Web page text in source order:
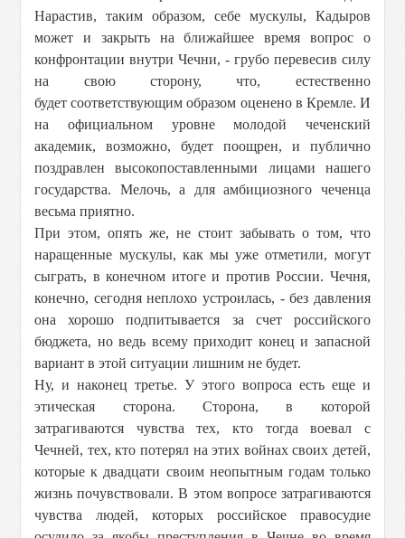
Нарастив, таким образом, себе мускулы, Кадыров
может и закрыть на ближайшее время вопрос о
конфронтации внутри Чечни, - грубо перевесив силу
на свою сторону, что, естественно
будет соответствующим образом оценено в Кремле. И
на официальном уровне молодой чеченский
академик, возможно, будет поощрен, и публично
поздравлен высокопоставленными лицами нашего
государства. Мелочь, а для амбициозного чеченца
весьма приятно.
При этом, опять же, не стоит забывать о том, что
наращенные мускулы, как мы уже отметили, могут
сыграть, в конечном итоге и против России. Чечня,
конечно, сегодня неплохо устроилась, - без давления
она хорошо подпитывается за счет российского
бюджета, но ведь всему приходит конец и запасной
вариант в этой ситуации лишним не будет.
Ну, и наконец третье. У этого вопроса есть еще и
этическая сторона. Сторона, в которой
затрагиваются чувства тех, кто тогда воевал с
Чечней, тех, кто потерял на этих войнах своих детей,
которые к двадцати своим неопытным годам только
жизнь почувствовали. В этом вопросе затрагиваются
чувства людей, которых российское правосудие